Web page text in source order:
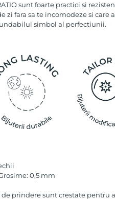
sunt foarte practici si
zi fara sa te incomodeze si care
simbol al perfectiunii.
0,5 mm
prindere sunt crestate pentru